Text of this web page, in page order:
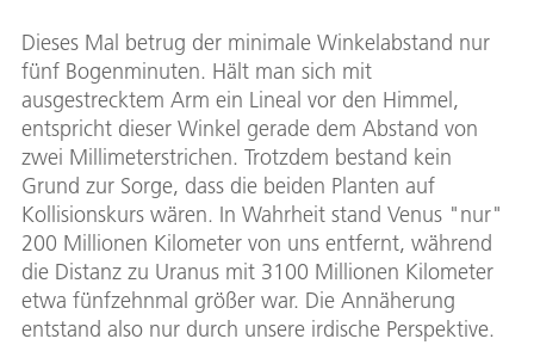
Dieses Mal betrug der minimale Winkelabstand nur
fünf Bogenminuten. Hält man sich mit
ausgestrecktem Arm ein Lineal vor den Himmel,
entspricht dieser Winkel gerade dem Abstand von
zwei Millimeterstrichen. Trotzdem bestand kein
Grund zur Sorge, dass die beiden Planten auf
Kollisionskurs wären. In Wahrheit stand Venus "nur"
200 Millionen Kilometer von uns entfernt, während
die Distanz zu Uranus mit 3100 Millionen Kilometer
etwa fünfzehnmal größer war. Die Annäherung
entstand also nur durch unsere irdische Perspektive.